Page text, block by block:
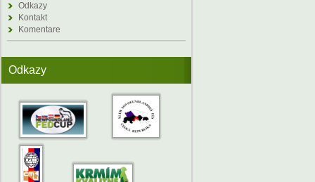
Odkazy
Kontakt
Komentare
Odkazy